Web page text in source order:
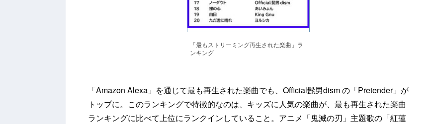
「最もストリーミング再生された楽曲」ラ
ンキング
「Amazon Alexa」を通じて最も再生された楽曲でも、Official髭男dism の「Pretender」が
トップに。このランキングで特徴的なのは、キッズに人気の楽曲が、最も再生された楽曲
ランキングに比べて上位にランクインしていること。アニメ「鬼滅の刃」主題歌の「紅蓮